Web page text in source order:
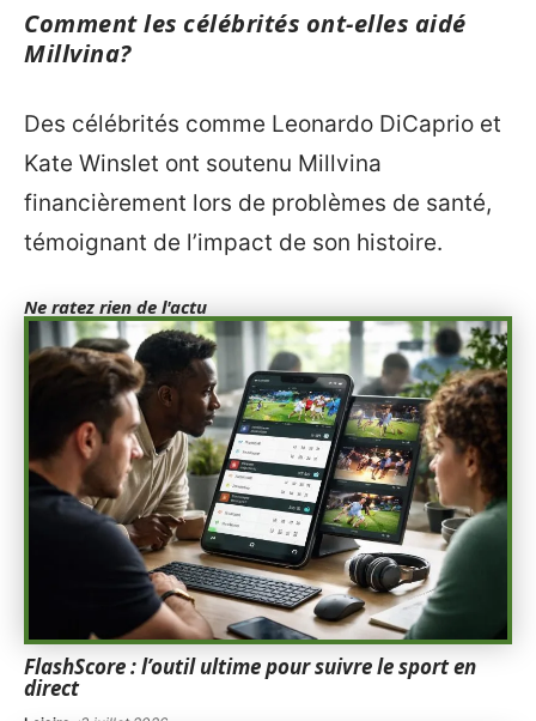
Comment les célébrités ont-elles aidé
Millvina?
Des célébrités comme Leonardo DiCaprio et
Kate Winslet ont soutenu Millvina
financièrement lors de problèmes de santé,
témoignant de l’impact de son histoire.
Ne ratez rien de l'actu
FlashScore : l’outil ultime pour suivre le sport en
direct